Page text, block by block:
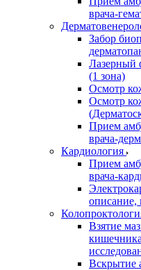
врача-
Забор
Лазерный
(1 зона)
Осмотр
Осмотр
Прием
врача-
Кардиология
Прием
врача-
описание,
Взятие
Вскрытие